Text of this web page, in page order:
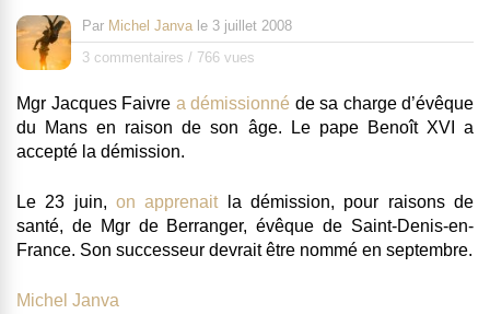
Par Michel Janva le 3 juillet 2008
3 commentaires / 766 vues
Mgr Jacques Faivre a démissionné de sa charge d’évêque
du Mans en raison de son âge. Le pape Benoît XVI a
accepté la démission.
Le 23 juin, on apprenaitla démission, pour raisons de
santé, de Mgr de Berranger, évêque de Saint-Denis-en-
France. Son successeur devrait être nommé en septembre.
Michel Janva